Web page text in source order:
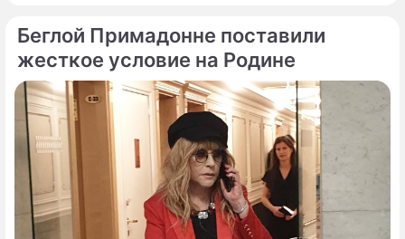
Беглой Примадонне поставили
жесткое условие на Родине